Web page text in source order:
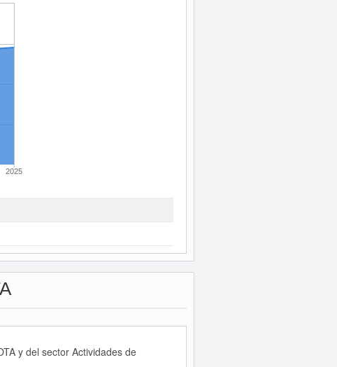
2025
y del sector Actividades de